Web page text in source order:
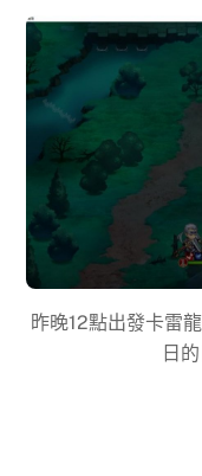
昨晚12點出發卡雷
日